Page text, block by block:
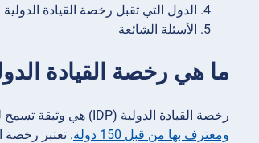
الدول التي تقبل رخصة القيادة الدولية
الأسئلة الشائعة
ما هي رخصة القيادة
رخصة القيادة الدولية (IDP) هي وثيقة تسمح لك بقيادة مركبة خاصة بشكل قانوني في البلدان الأجنبية. إنها ترجمة لرخصة القيادة الوطنية الخاصة بك
ومعترف بها من قبل 150 دولة
. تعتبر رخصة